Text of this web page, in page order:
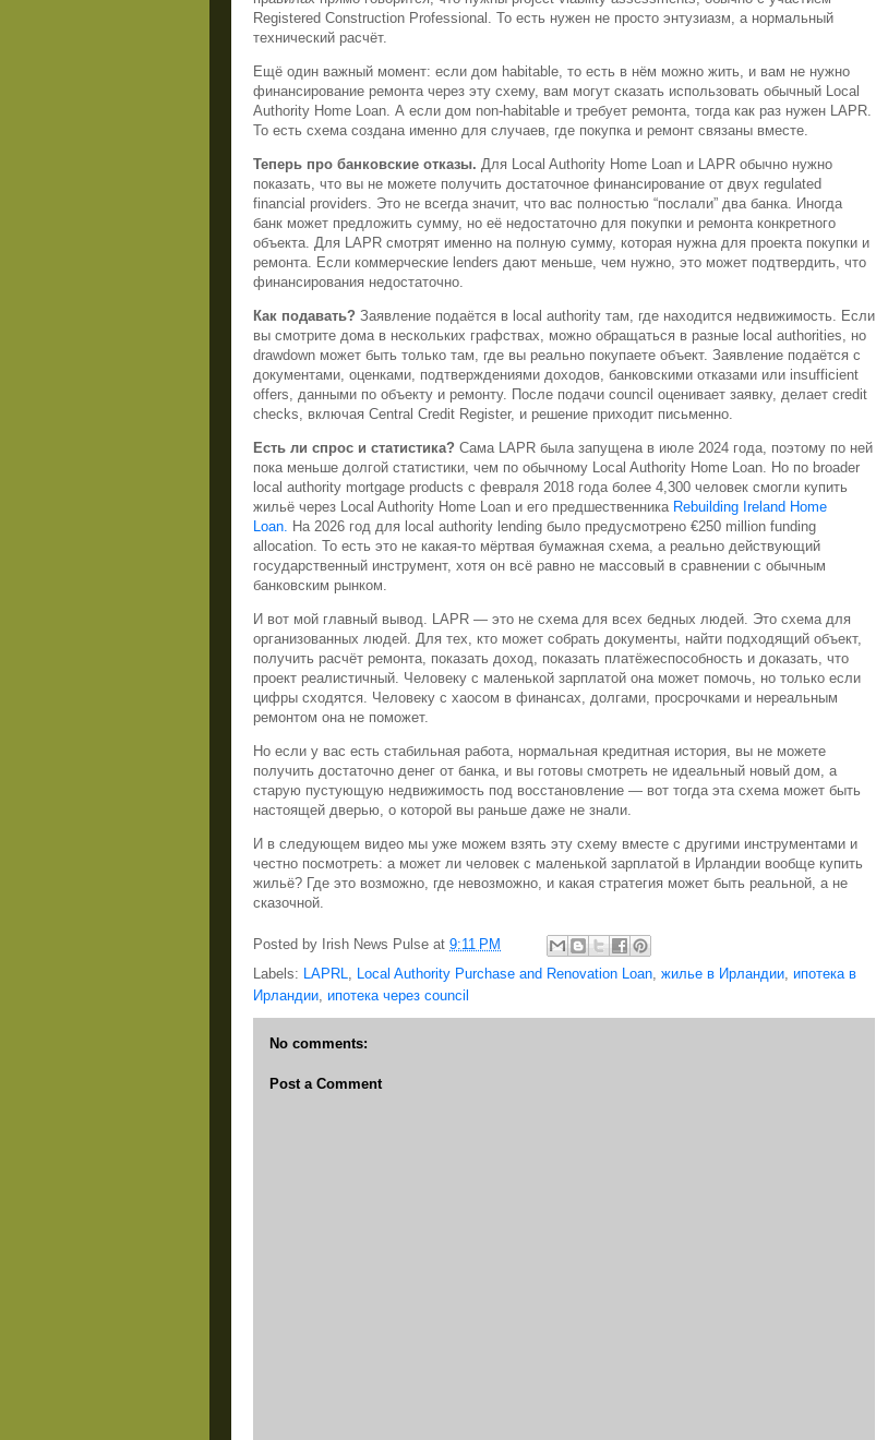
Registered Construction Professional. То есть нужен не просто энтузиазм, а нормальный
технический расчёт.
Ещё один важный момент: если дом habitable, то есть в нём можно жить, и вам не нужно
финансирование ремонта через эту схему, вам могут сказать использовать обычный Local
Authority Home Loan. А если дом non-habitable и требует ремонта, тогда как раз нужен LAPR.
То есть схема создана именно для случаев, где покупка и ремонт связаны вместе.
Теперь про банковские отказы. Для Local Authority Home Loan и LAPR обычно нужно
показать, что вы не можете получить достаточное финансирование от двух regulated
financial providers. Это не всегда значит, что вас полностью “послали” два банка. Иногда
банк может предложить сумму, но её недостаточно для покупки и ремонта конкретного
объекта. Для LAPR смотрят именно на полную сумму, которая нужна для проекта покупки и
ремонта. Если коммерческие lenders дают меньше, чем нужно, это может подтвердить, что
финансирования недостаточно.
Как подавать? Заявление подаётся в local authority там, где находится недвижимость. Если
вы смотрите дома в нескольких графствах, можно обращаться в разные local authorities, но
drawdown может быть только там, где вы реально покупаете объект. Заявление подаётся с
документами, оценками, подтверждениями доходов, банковскими отказами или insufficient
offers, данными по объекту и ремонту. После подачи council оценивает заявку, делает credit
checks, включая Central Credit Register, и решение приходит письменно.
Есть ли спрос и статистика? Сама LAPR была запущена в июле 2024 года, поэтому по ней
пока меньше долгой статистики, чем по обычному Local Authority Home Loan. Но по broader
local authority mortgage products с февраля 2018 года более 4,300 человек смогли купить
жильё через Local Authority Home Loan и его предшественника Rebuilding Ireland Home
Loan. На 2026 год для local authority lending было предусмотрено €250 million funding
allocation. То есть это не какая-то мёртвая бумажная схема, а реально действующий
государственный инструмент, хотя он всё равно не массовый в сравнении с обычным
банковским рынком.
И вот мой главный вывод. LAPR — это не схема для всех бедных людей. Это схема для
организованных людей. Для тех, кто может собрать документы, найти подходящий объект,
получить расчёт ремонта, показать доход, показать платёжеспособность и доказать, что
проект реалистичный. Человеку с маленькой зарплатой она может помочь, но только если
цифры сходятся. Человеку с хаосом в финансах, долгами, просрочками и нереальным
ремонтом она не поможет.
Но если у вас есть стабильная работа, нормальная кредитная история, вы не можете
получить достаточно денег от банка, и вы готовы смотреть не идеальный новый дом, а
старую пустующую недвижимость под восстановление — вот тогда эта схема может быть
настоящей дверью, о которой вы раньше даже не знали.
И в следующем видео мы уже можем взять эту схему вместе с другими инструментами и
честно посмотреть: а может ли человек с маленькой зарплатой в Ирландии вообще купить
жильё? Где это возможно, где невозможно, и какая стратегия может быть реальной, а не
сказочной.
Posted by Irish News Pulse at 9:11 PM
Labels: LAPRL Local Authority Purchase and Renovation Loan жилье в Ирландии ипотека в
Ирландии ипотека через council
No comments:
Post a Comment